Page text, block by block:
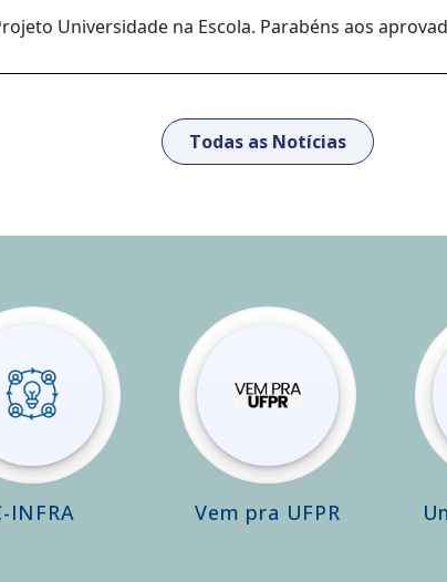
Universidade na Escola. Parabéns aos
Todas as Notícias
INFRA Vem pra UFPR